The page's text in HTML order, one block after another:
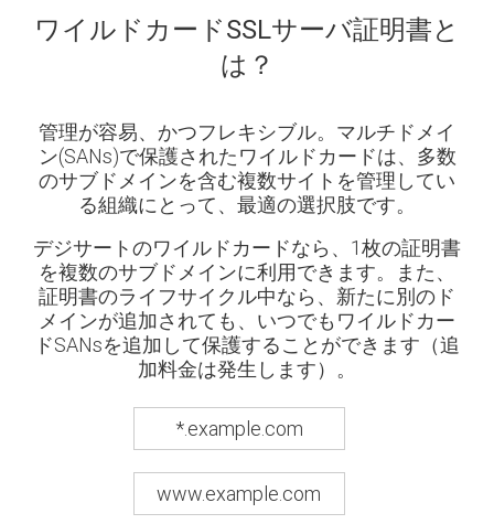
ワイルドカードSSLサーバ証明書と
は？
管理が容易、かつフレキシブル。マルチドメイ
ン(SANs)で保護されたワイルドカードは、多数
のサブドメインを含む複数サイトを管理してい
る組織にとって、最適の選択肢です。
デジサートのワイルドカードなら、1枚の証明書
を複数のサブドメインに利用できます。また、
証明書のライフサイクル中なら、新たに別のド
メインが追加されても、いつでもワイルドカー
ドSANsを追加して保護することができます（追
加料金は発生します）。
*.example.com
www.example.com